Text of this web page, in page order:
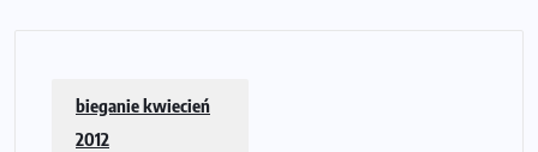
bieganie kwiecień
2012